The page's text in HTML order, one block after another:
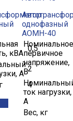
кВА
0,5
А
2
4
однофазный
АОМН-40
Номинальное
первичное
напряжение,
В
ток нагрузки,
А
Вес, кг